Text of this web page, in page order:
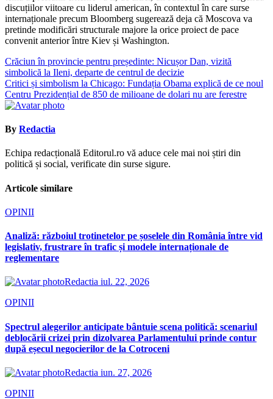
discuțiilor viitoare cu liderul american, în contextul în care surse
internaționale precum Bloomberg sugerează deja că Moscova va
pretinde modificări structurale majore la orice proiect de pace
convenit anterior între Kiev și Washington.
Navigare
în
articole
Crăciun în provincie pentru președinte: Nicușor Dan, vizită
simbolică la Ileni, departe de centrul de decizie
Critici și simbolism la Chicago: Fundația Obama explică de ce noul
Centru Prezidențial de 850 de milioane de dolari nu are ferestre
By Redactia
Echipa redacțională Editorul.ro vă aduce cele mai noi știri din
politică și social, verificate din surse sigure.
Articole similare
OPINII
Analiză: războiul trotinetelor pe șoselele din România între vid
legislativ, frustrare în trafic și modele internaționale de
reglementare
Redactia iul. 22, 2026
OPINII
Spectrul alegerilor anticipate bântuie scena politică: scenariul
deblocării crizei prin dizolvarea Parlamentului prinde contur
după eșecul negocierilor de la Cotroceni
Redactia iun. 27, 2026
OPINII